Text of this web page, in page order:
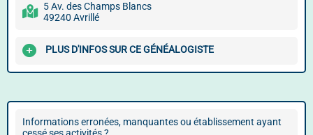
5 Av. des Champs Blancs
49240 Avrillé
PLUS D'INFOS SUR CE GÉNÉALOGISTE
Informations erronées, manquantes ou établissement ayant